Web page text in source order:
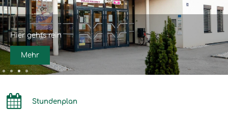
Von der Bürgerschule zum modernen Schulzentrum
Mehr
Stundenplan